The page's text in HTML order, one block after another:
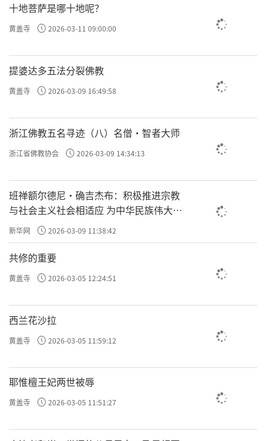
十地菩萨是哪十地呢？
黄盖寺 2026-03-11 09:00:00
提婆达多五法分裂佛教
黄盖寺 2026-03-09 16:49:58
浙江佛教五名寻迹（八）名僧·智者大师
浙江省佛教协会 2026-03-09 14:34:13
班禅额尔德尼·确吉杰布：积极推进宗教
与社会主义社会相适应 为中华民族伟大复
兴贡献力量
新华网 2026-03-09 11:38:42
共修的重要
黄盖寺 2026-03-05 12:24:51
西兰花沙拉
黄盖寺 2026-03-05 11:59:12
耶惟檀王妃两世被辱
黄盖寺 2026-03-05 11:51:27